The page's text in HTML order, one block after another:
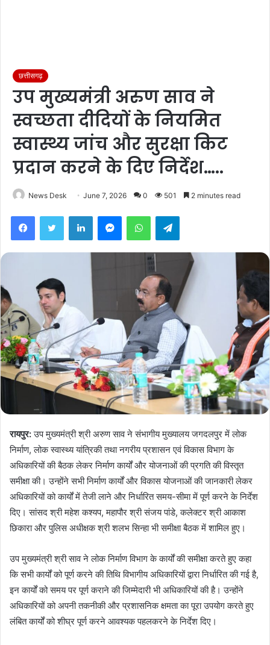
छत्तीसगढ़
उप मुख्यमंत्री अरुण साव ने
स्वच्छता दीदियों के नियमित
स्वास्थ्य जांच और सुरक्षा किट
प्रदान करने के दिए निर्देश…..
News Desk June 7, 2026 0 501 2 minutes read
रायपुर:उप मुख्यमंत्री श्री अरुण साव ने संभागीय मुख्यालय जगदलपुर में लोक
निर्माण, लोक स्वास्थ्य यांत्रिकी तथा नगरीय प्रशासन एवं विकास विभाग के
अधिकारियों की बैठक लेकर निर्माण कार्यों और योजनाओं की प्रगति की विस्तृत
समीक्षा की। उन्होंने सभी निर्माण कार्यों और विकास योजनाओं की जानकारी लेकर
अधिकारियों को कार्यों में तेजी लाने और निर्धारित समय-सीमा में पूर्ण करने के निर्देश
दिए। सांसद श्री महेश कश्यप, महापौर श्री संजय पांडे, कलेक्टर श्री आकाश
छिकारा और पुलिस अधीक्षक श्री शलभ सिन्हा भी समीक्षा बैठक में शामिल हुए।
उप मुख्यमंत्री श्री साव ने लोक निर्माण विभाग के कार्यों की समीक्षा करते हुए कहा
कि सभी कार्यों को पूर्ण करने की तिथि विभागीय अधिकारियों द्वारा निर्धारित की गई है,
इन कार्यों को समय पर पूर्ण कराने की जिम्मेदारी भी अधिकारियों की है। उन्होंने
अधिकारियों को अपनी तकनीकी और प्रशासनिक क्षमता का पूरा उपयोग करते हुए
लंबित कार्यों को शीघ्र पूर्ण करने आवश्यक पहलकरने के निर्देश दिए।